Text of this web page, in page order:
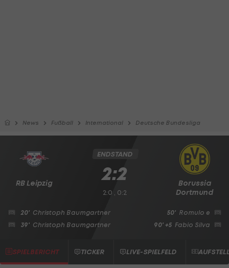
News Fußball International Deutsche Bundesliga
RB Leipzig
Borussia
Dortmund
ENDSTAND
2:2
2:0 , 0:2
20' Christoph Baumgartner
39' Christoph Baumgartner
50' Romulo e
90' +5 Fabio Silva
SPIELBERICHT TICKER LIVE-SPIELFELD